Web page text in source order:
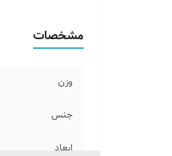
مشخصات
وزن
جنس
ابعاد